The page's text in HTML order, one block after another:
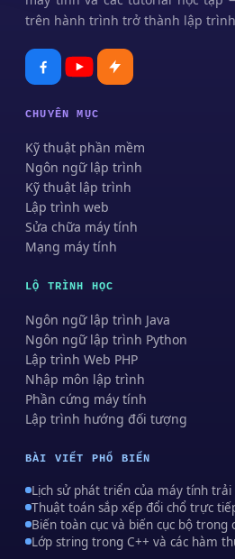
trên hành trình trở thành lập
CHUYÊN MỤC
Kỹ thuật phần mềm
Ngôn ngữ lập trình
Kỹ thuật lập trình
Lập trình web
Sửa chữa máy tính
Mạng máy tính
LỘ TRÌNH HỌC
Ngôn ngữ lập trình Java
Ngôn ngữ lập trình Python
Lập trình Web PHP
Nhập môn lập trình
Phần cứng máy tính
Lập trình hướng đối tượng
BÀI VIẾT PHỔ BIẾN
Lịch sử phát triển của máy tính
Thuật toán sắp xếp đổi chổ trực
Biến toàn cục và biến cục bộ trong
Lớp string trong C++ và các hàm